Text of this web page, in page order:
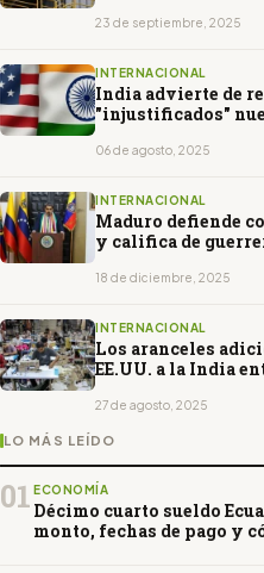
23 de septiembre, 2025
INTERNACIONAL
India advierte de
"injustificados"
06 de agosto, 2025
INTERNACIONAL
Maduro defiende
y califica de
18 de diciembre, 2025
INTERNACIONAL
Los aranceles
EE.UU. a la India
27 de agosto, 2025
LO MÁS LEÍDO
01 ECONOMÍA
Décimo cuarto sueldo
monto, fechas de pago y